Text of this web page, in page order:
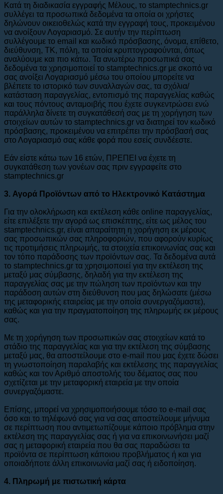
Κατά τη διαδικασία εγγραφής Μέλους, το stamptechnics.gr
συλλέγει τα προσωπικά δεδομένα τα οποία οι χρήστες
δηλώνουν οικειοθελώς κατά την εγγραφή τους, προκειμένου
να ανοίξουν Λογαριασμό. Σε αυτήν την περίπτωση
συλλέγουμε το email και κωδικό πρόσβασης, όνομα, επίθετο,
διεύθυνση, ΤΚ, πόλη, τα οποία κρυπτογραφούνται, όπως
αναλύουμε και πιο κάτω. Τα ανωτέρω προσωπικά σας
δεδομένα τα χρησιμοποιεί το stamptechnics.gr με σκοπό να
σας ανοίξει Λογαριασμό μέσω του οποίου μπορείτε να
βλέπετε το ιστορικό των συναλλαγών σας, τα σχόλια/
κατάσταση παραγγελίας, εντοπισμό της παραγγελίας καθώς
και τους πόντους ανταμοιβής που έχετε συγκεντρώσει ενώ
παράλληλα δίνετε τη συγκατάθεσή σας με τη χορήγηση των
στοιχείων αυτών το stamptechnics.gr να διατηρεί τον κωδικό
πρόσβασης, προκειμένου να επιτρέπει την πρόσβασή σας
στο Λογαριασμό σας κάθε φορά που εσείς συνδέεστε.
Εάν είστε κάτω των 16 ετών, ΠΡΕΠΕΙ να έχετε τη
συγκατάθεση των γονέων σας πριν εγγραφείτε στο
stamptechnics.gr
3. Αγορά Προϊόντων από το Ηλεκτρονικό Κατάστημα
Για την ολοκλήρωση και εκτέλεση κάθε οnline παραγγελίας,
είτε επιλέξετε την αγορά ως επισκέπτης, είτε ως μέλος του
stamptechnics.gr, είναι απαραίτητη η χορήγηση εκ μέρους
σας προσωπικών σας πληροφοριών, που αφορούν κυρίως
τις προτιμήσεις πληρωμής, τα στοιχεία επικοινωνίας σας και
τον τόπο παράδοσης των προϊόντων σας. Τα δεδομένα αυτά
το stamptechnics.gr τα χρησιμοποιεί για την εκτέλεση της
μεταξύ μας σύμβασης, δηλαδή για την εκτέλεση της
παραγγελίας σας με την πώληση των προϊόντων και την
παράδοση αυτών στη διεύθυνση που μας δηλώσατε (μέσω
της μεταφορικής εταιρείας με την οποία συνεργαζόμαστε),
καθώς και για την πραγματοποίηση της πληρωμής εκ μέρους
σας.
Με τη χορήγηση των προσωπικών σας στοιχείων κατά το
στάδιο της παραγγελίας και για την εκτέλεση της σύμβασης
μεταξύ μας, θα αποστείλουμε στο e-mail που μας έχετε δώσει
τη γνωστοποίηση παραλαβής και εκτέλεσης της παραγγελίας
καθώς και τον Αριθμό αποστολής του δέματος σας που
σχετίζεται με την μεταφορική εταιρεία με την οποία
συνεργαζόμαστε.
Επίσης, μπορεί να χρησιμοποιήσουμε τόσο το e-mail σας
όσο και το τηλέφωνό σας για να σας αποστείλουμε μήνυμα
σε περίπτωση που αντιμετωπίζουμε κάποιο πρόβλημα στην
εκτέλεση της παραγγελίας σας ή για να επικοινωνήσει μαζί
σας η μεταφορική εταιρεία που θα σας παραδώσει τα
προϊόντα σε περίπτωση κάποιου προβλήματος ή και για
οποιαδήποτε άλλη επικοινωνία μαζί σας ή ειδοποίηση.
4. Πληρωμή με πιστωτική κάρτα